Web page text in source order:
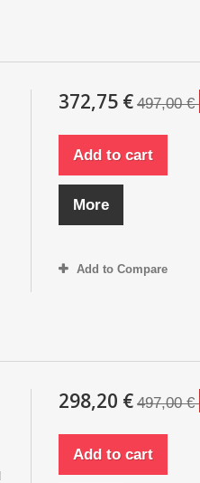
372,75 € 497,00 €
Add to cart
More
Add to Compare
298,20 € 497,00 €
Add to cart